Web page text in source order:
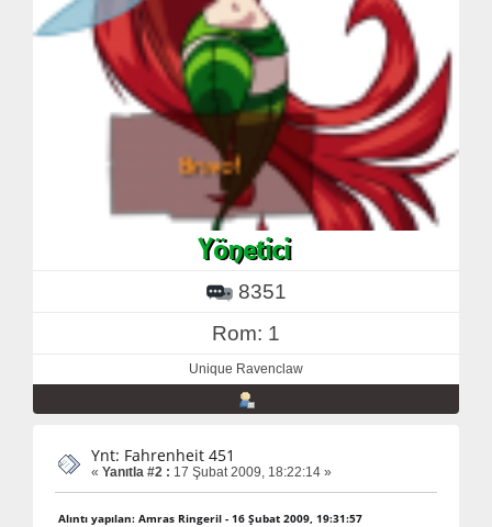
8351
Rom: 1
Unique Ravenclaw
Ynt: Fahrenheit 451
« Yanıtla #2 : 17 Şubat 2009, 18:22:14 »
Alıntı yapılan: Amras Ringeril - 16 Şubat 2009, 19:31:57